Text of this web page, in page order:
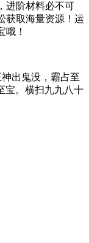
进阶材料必不可
获取海量资源！运
哦！
出鬼没，霸占至
宝。横扫九九八十